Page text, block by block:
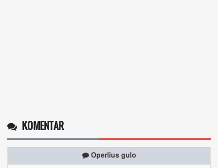
KOMENTAR
Operlius gulo
14 Desember 2025 19:31:29